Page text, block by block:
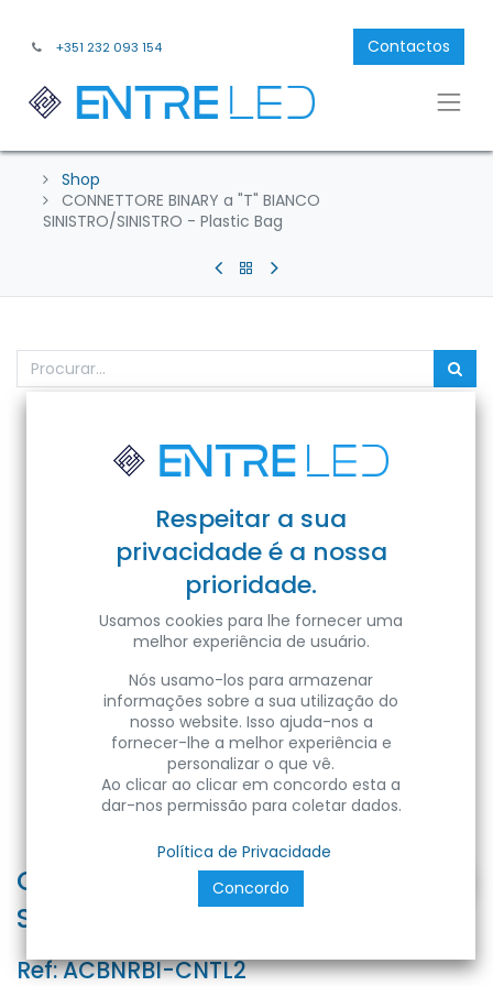
+351 232 093 154 Contactos
Shop
CONNETTORE BINARY a "T" BIANCO
SINISTRO/SINISTRO - Plastic Bag
CONNETTORE BINARY a "T" BIANCO
SINISTRO/SINISTRO - Plastic Bag
Ref:ACBNRBI-CNTL2
Respeitar a sua
privacidade é a nossa
prioridade.
Usamos cookies para lhe fornecer uma
melhor experiência de usuário.
Nós usamo-los para armazenar
informações sobre a sua utilização do
nosso website. Isso ajuda-nos a
fornecer-lhe a melhor experiência e
personalizar o que vê.
Ao clicar ao clicar em concordo esta a
dar-nos permissão para coletar dados.
Política de Privacidade
Concordo